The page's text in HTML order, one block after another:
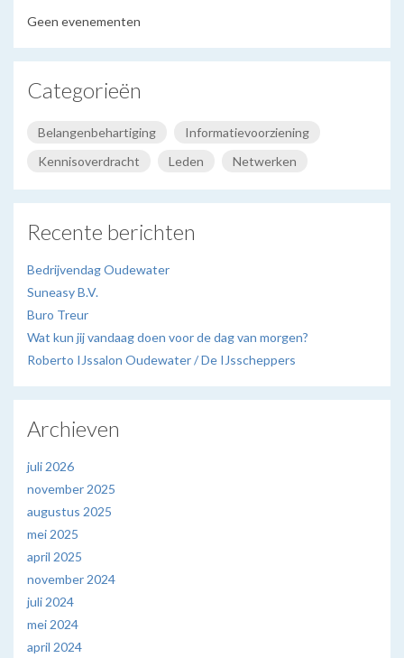
Geen evenementen
Categorieën
Belangenbehartiging
Informatievoorziening
Kennisoverdracht
Leden Netwerken
Recente berichten
Bedrijvendag Oudewater
Suneasy B.V.
Buro Treur
Wat kun jij vandaag doen voor de dag van morgen?
Roberto IJssalon Oudewater / De IJsscheppers
Archieven
juli 2026
november 2025
augustus 2025
mei 2025
april 2025
november 2024
juli 2024
mei 2024
april 2024